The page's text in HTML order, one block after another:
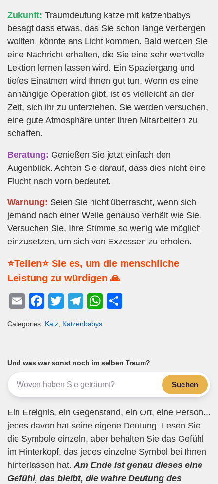
Zukunft: Traumdeutung katze mit katzenbabys
besagt dass etwas, das Sie schon lange verbergen
wollten, könnte ans Licht kommen. Bald werden Sie
eine Nachricht erhalten, die Sie eine sehr wertvolle
Lektion lernen lassen wird. Ein Spaziergang und
tiefes Einatmen wird Ihnen gut tun. Wenn es eine
anhängige Operation gibt, ist es vielleicht an der
Zeit, sich ihr zu unterziehen. Sie werden versuchen,
eine gute Atmosphäre unter Ihren Mitarbeitern zu
schaffen.
Beratung: Genießen Sie jetzt einfach den
Augenblick. Achten Sie darauf, dass dies nicht eine
Flucht nach vorn bedeutet.
Warnung: Seien Sie nicht überrascht, wenn sich
jemand nach einer Weile genauso verhält wie Sie.
Versuchen Sie, Ihre Stimme so wenig wie möglich
einzusetzen, um sich von Exzessen zu erholen.
⭐Teilen⭐ Sie es, um die menschliche
Leistung zu würdigen 🙏
E
ail
F
c
b
o
o
k
T
tt
T
e
a
m
W
A
p
p
Categories: Katz Katzenbabys
Und was war sonst noch im selben Traum?
Suchen
Ein Ereignis, ein Gegenstand, ein Ort, eine Person...
jedes davon hat seine eigene Deutung. Lesen Sie
die Symbole einzeln, aber behalten Sie das Gefühl
im Hinterkopf, das jedes einzelne Symbol bei Ihnen
hinterlassen hat. Am Ende ist genau dieses eine
Gefühl, das bleibt, die wahre Deutung des